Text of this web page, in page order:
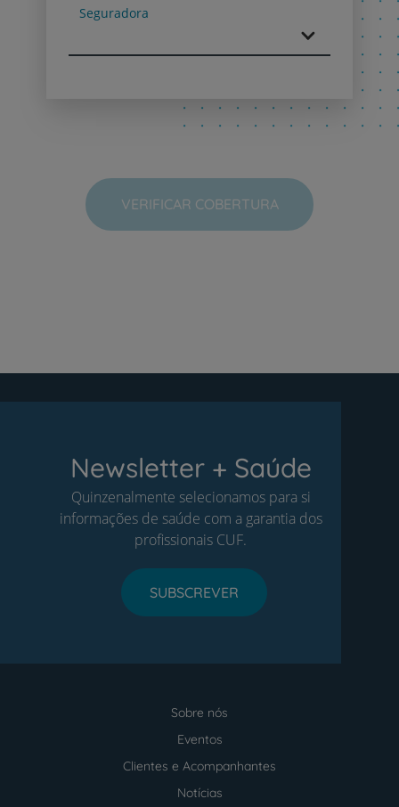
Seguradora
VERIFICAR COBERTURA
Newsletter + Saúde
Quinzenalmente selecionamos para si
informações de saúde com a garantia dos
profissionais CUF.
SUBSCREVER
Sobre nós
Eventos
Clientes e Acompanhantes
Notícias